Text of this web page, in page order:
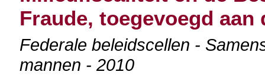
Fraude, toegevoegd
Federale beleidscellen -
mannen - 2010